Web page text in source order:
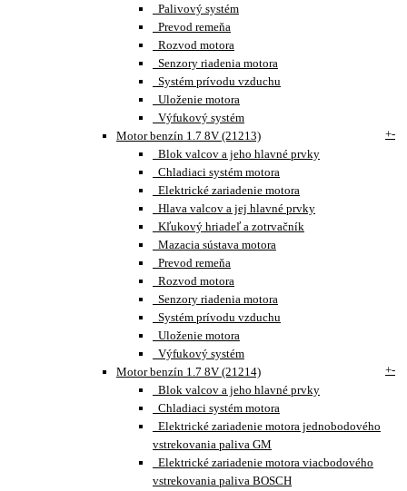
Palivový systém
Prevod remeňa
Rozvod motora
Senzory riadenia motora
Systém prívodu vzduchu
Uloženie motora
Výfukový systém
Motor benzín 1.7 8V (21213)
+-
Blok valcov a jeho hlavné prvky
Chladiaci systém motora
Elektrické zariadenie motora
Hlava valcov a jej hlavné prvky
Kľukový hriadeľ a zotrvačník
Mazacia sústava motora
Prevod remeňa
Rozvod motora
Senzory riadenia motora
Systém prívodu vzduchu
Uloženie motora
Výfukový systém
Motor benzín 1.7 8V (21214)
+-
Blok valcov a jeho hlavné prvky
Chladiaci systém motora
Elektrické zariadenie motora jednobodového
vstrekovania paliva GM
Elektrické zariadenie motora viacbodového
vstrekovania paliva BOSCH